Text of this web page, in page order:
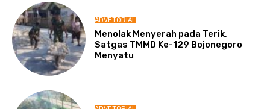
ADVETORIAL
Menolak Menyerah pada Terik,
Satgas TMMD Ke-129 Bojonegoro
Menyatu